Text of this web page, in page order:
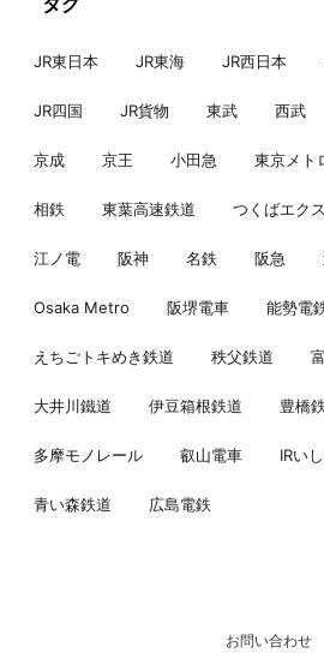
JR東日本 JR東海 JR西日本
JR四国 JR貨物 東武 西武
京成 京王 小田急 東京メト
相鉄 東葉高速鉄道 つくばエク
江ノ電 阪神 名鉄 阪急
Osaka Metro 阪堺電車 能勢電
えちごトキめき鉄道 秩父鉄道
大井川鐵道 伊豆箱根鉄道 豊橋
多摩モノレール 叡山電車 IRい
青い森鉄道 広島電鉄
お問い合わせ